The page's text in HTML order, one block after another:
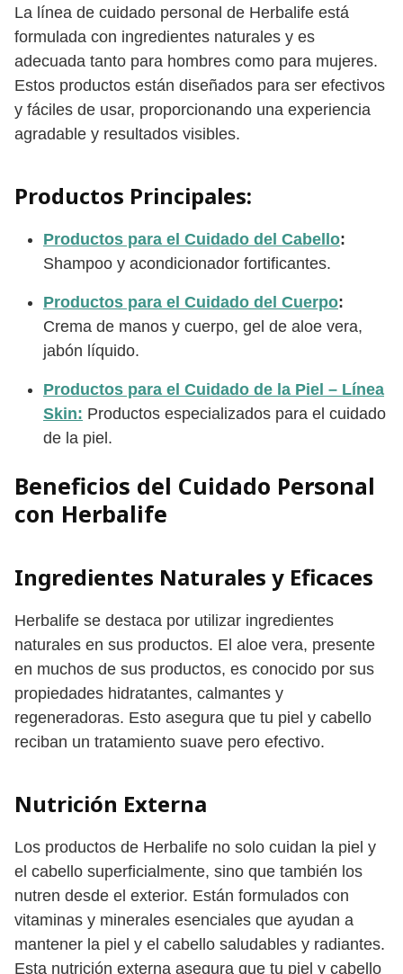
La línea de cuidado personal de Herbalife está
formulada con ingredientes naturales y es
adecuada tanto para hombres como para mujeres.
Estos productos están diseñados para ser efectivos
y fáciles de usar, proporcionando una experiencia
agradable y resultados visibles.
Productos Principales:
Productos para el Cuidado del Cabello:
Shampoo y acondicionador fortificantes.
Productos para el Cuidado del Cuerpo:
Crema de manos y cuerpo, gel de aloe vera,
jabón líquido.
Productos para el Cuidado de la Piel – Línea
Skin: Productos especializados para el cuidado
de la piel.
Beneficios del Cuidado Personal
con Herbalife
Ingredientes Naturales y Eficaces
Herbalife se destaca por utilizar ingredientes
naturales en sus productos. El aloe vera, presente
en muchos de sus productos, es conocido por sus
propiedades hidratantes, calmantes y
regeneradoras. Esto asegura que tu piel y cabello
reciban un tratamiento suave pero efectivo.
Nutrición Externa
Los productos de Herbalife no solo cuidan la piel y
el cabello superficialmente, sino que también los
nutren desde el exterior. Están formulados con
vitaminas y minerales esenciales que ayudan a
mantener la piel y el cabello saludables y radiantes.
Esta nutrición externa asegura que tu piel y cabello